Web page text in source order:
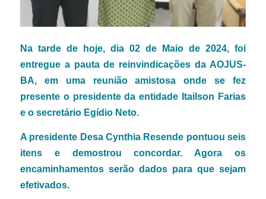
Na tarde de hoje, dia 02 de Maio de 2024, foi
entregue a pauta de reinvindicações da AOJUS-
BA, em uma reunião amistosa onde se fez
presente o presidente da entidade Itailson Farias
e o secretário Egídio Neto.
A presidente Desa Cynthia Resende pontuou seis
itens e demostrou concordar.Agora os
encaminhamentos serão dados para que sejam
efetivados.